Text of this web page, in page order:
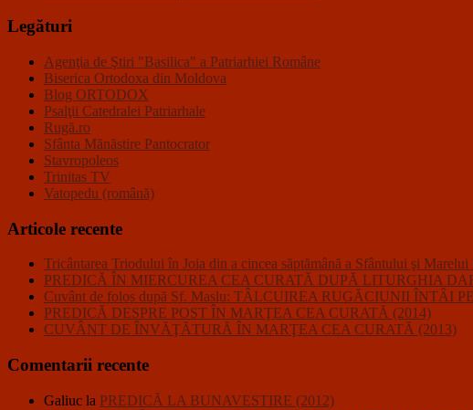
Legături
Agenţia de Ştiri "Basilica" a Patriarhiei Române
Biserica Ortodoxa din Moldova
Blog ORTODOX
Psalţii Catedralei Patriarhale
Rugă.ro
Sfânta Mănăstire Pantocrator
Stavropoleos
Trinitas TV
Vatopedu (română)
Articole recente
Tricântarea Triodului în Joia din a cincea săptămână a Sfântului şi
PREDICĂ ÎN MIERCUREA CEA CURATĂ DUPĂ LITURGHIA
Cuvânt de folos după Sf. Maslu: TÂLCUIREA RUGĂCIUNII
PREDICĂ DESPRE POST ÎN MARŢEA CEA CURATĂ (2014)
CUVÂNT DE ÎNVĂŢĂTURĂ ÎN MARŢEA CEA CURATĂ (2013)
Comentarii recente
Galiuc la PREDICĂ LA BUNAVESTIRE (2012)